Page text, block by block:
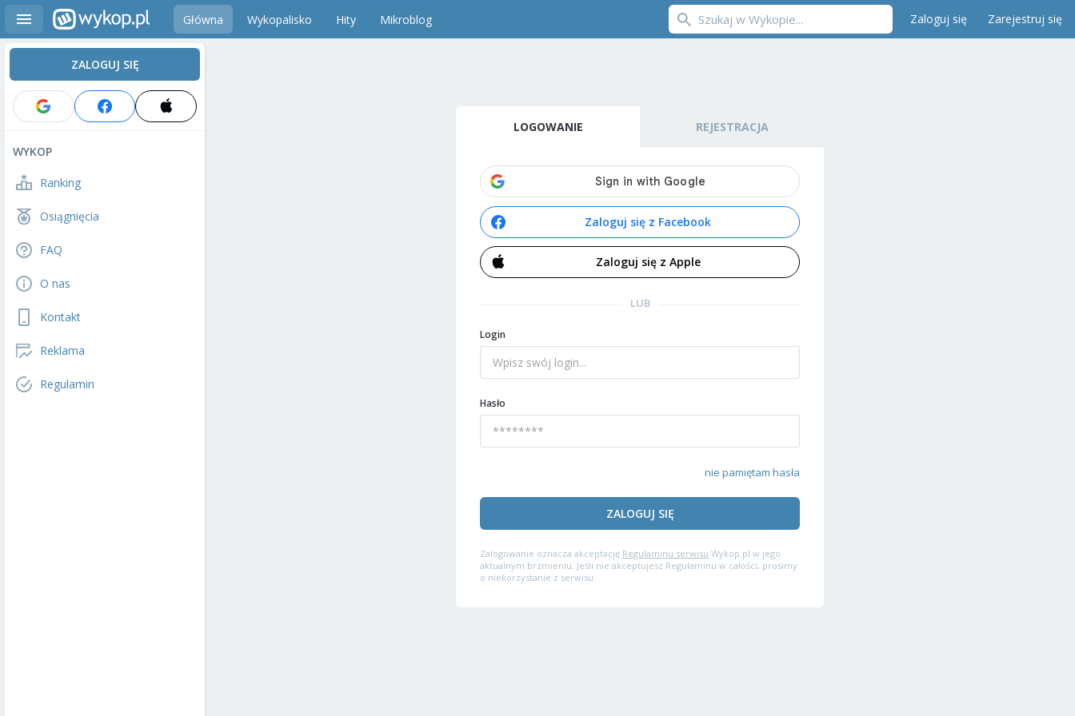
Główna Wykopalisko Hity Mikroblog Zaloguj się Zarejestruj się
ZALOGUJ SIĘ
WYKOP
Ranking
Osiągnięcia
FAQ
O nas
Kontakt
Reklama
Regulamin
LOGOWANIE REJESTRACJA
Zaloguj się z Facebook
Zaloguj się z Apple
LUB
Login
Hasło
nie pamiętam hasła
ZALOGUJ SIĘ
Zalogowanie oznacza akceptację Regulaminu serwisu Wykop.pl w jego
aktualnym brzmieniu. Jeśli nie akceptujesz Regulaminu w całości, prosimy
o niekorzystanie z serwisu.